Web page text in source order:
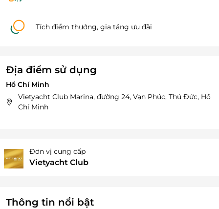
Tích điểm thưởng, gia tăng ưu đãi
Địa điểm sử dụng
Hồ Chí Minh
Vietyacht Club Marina, đường 24, Vạn Phúc, Thủ Đức, Hồ
Chí Minh
Đơn vị cung cấp
Vietyacht Club
Thông tin nổi bật